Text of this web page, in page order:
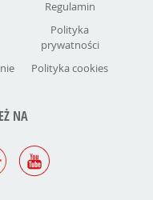
Regulamin
Polityka
prywatności
Polityka cookies
NA